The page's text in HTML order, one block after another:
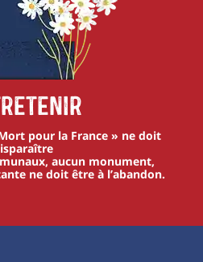
pour la France » ne doit
aucun monument,
ne doit être à l’abandon.